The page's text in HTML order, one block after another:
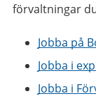
förvaltningar
Jobba på
Jobba i
Jobba i